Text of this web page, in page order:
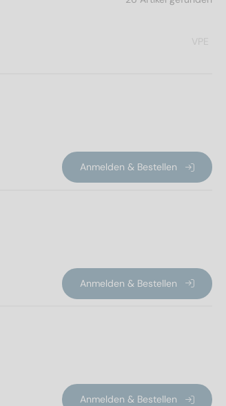
VPE
Anmelden & Bestellen
Anmelden & Bestellen
Anmelden & Bestellen